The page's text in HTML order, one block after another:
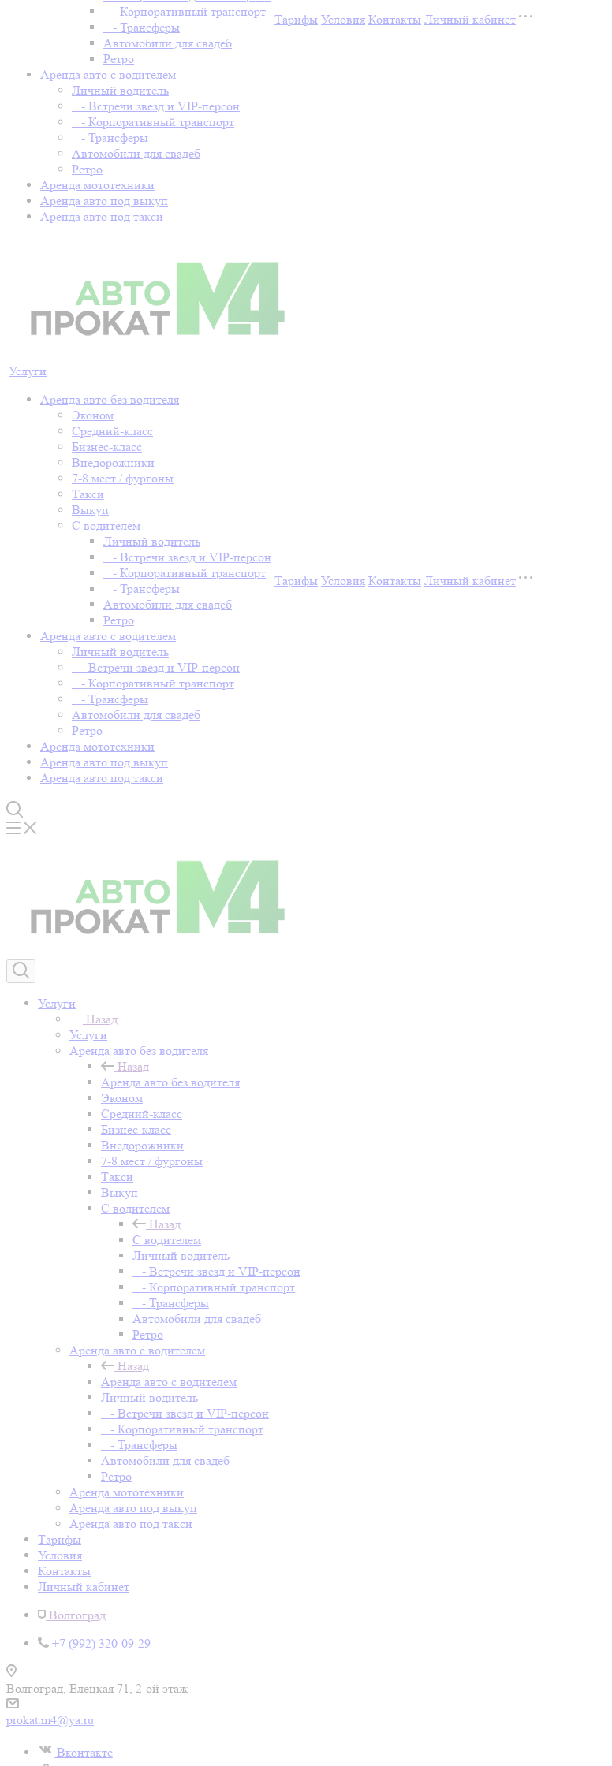
- Корпоративный транспорт
- Трансферы
Автомобили для свадеб
Ретро
Аренда авто с водителем
Личный водитель
- Встречи звезд и VIP-персон
- Корпоративный транспорт
- Трансферы
Автомобили для свадеб
Ретро
Аренда мототехники
Аренда авто под выкуп
Аренда авто под такси
Тарифы Условия Контакты Личный кабинет
Услуги
Аренда авто без водителя
Эконом
Средний-класс
Бизнес-класс
Внедорожники
7-8 мест / фургоны
Такси
Выкуп
С водителем
Личный водитель
- Встречи звезд и VIP-персон
- Корпоративный транспорт
- Трансферы
Автомобили для свадеб
Ретро
Аренда авто с водителем
Личный водитель
- Встречи звезд и VIP-персон
- Корпоративный транспорт
- Трансферы
Автомобили для свадеб
Ретро
Аренда мототехники
Аренда авто под выкуп
Аренда авто под такси
Тарифы Условия Контакты Личный кабинет
Услуги
Назад
Услуги
Аренда авто без водителя
Назад
Аренда авто без водителя
Эконом
Средний-класс
Бизнес-класс
Внедорожники
7-8 мест / фургоны
Такси
Выкуп
С водителем
Назад
С водителем
Личный водитель
- Встречи звезд и VIP-персон
- Корпоративный транспорт
- Трансферы
Автомобили для свадеб
Ретро
Аренда авто с водителем
Назад
Аренда авто с водителем
Личный водитель
- Встречи звезд и VIP-персон
- Корпоративный транспорт
- Трансферы
Автомобили для свадеб
Ретро
Аренда мототехники
Аренда авто под выкуп
Аренда авто под такси
Тарифы
Условия
Контакты
Личный кабинет
Волгоград
+7 (992) 320-09-29
Волгоград, Елецкая 71, 2-ой этаж
prokat.m4@ya.ru
Вконтакте